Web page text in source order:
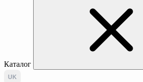
Каталог
UK